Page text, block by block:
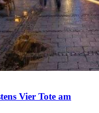
Vier Tote am